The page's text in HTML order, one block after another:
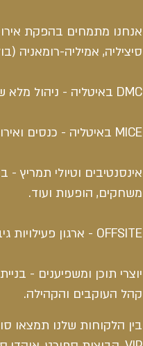
אנחנו מתמחים בהפקת
סיציליה, אמיליה-רומאניה
DMC באיטליה - ניהול מלא של היעד כולל מלונות, תחבורה, מדריכים, מסעדות וחוויות מיוחדות.
MICE באיטליה - כנסים ואירועים עסקיים ביעדים הכי וואוו .
אינסנטיבים וטיולי תמריץ
משחקים, הופעות ועוד.
OFFSITE - ארגון פעילויות גיבוש לצוותים כמו סדנאות בישול, טורנירי ספורט ועוד.
יוצרי תוכן ומשפיענים -
קהל העוקבים והקהילה.
בין הלקוחות שלנו תמצאו